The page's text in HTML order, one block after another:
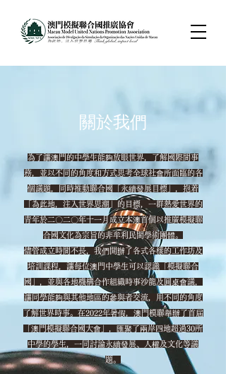
​關於我們
為了讓澳門的中學生能夠放眼世界，了解國際間事
務，並以不同的角度和方式思考全球社會所面臨的各
個議題，同時推動聯合國「永續發展目標」，抱着
「為此地，注入世界思潮」的目標，一群熱愛世界的
青年於二〇二〇年十一月成立本澳首個以推廣模擬聯
合國文化為宗旨的非牟利民間學術團體。
儘管成立時間不長，我們開辦了各式各樣的工作坊及
培訓課程，讓每位澳門中學生可以認識「模擬聯合
國」，並與各地機構合作組織時事沙龍及圓桌會議，
讓同學能夠與其他地區的參與者交流，用不同的角度
了解世界時事。在2022年暑假，澳門模聯舉辦了首屆
「澳門模擬聯合國大會」，匯聚了兩岸四地超過30所
中學的學生，一同討論永續發展、人權及文化等議
題。